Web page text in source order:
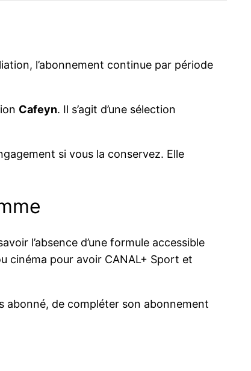
l’abonnement continue par période
Cafeyn. Il s’agit d’une sélection
si vous la conservez. Elle
l’absence d’une formule accessible
cinéma pour avoir CANAL+ Sport et
abonné, de compléter son abonnement